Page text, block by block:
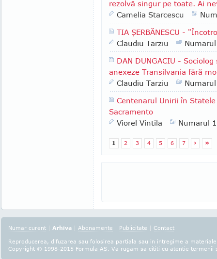
rezolvă singur pe toate. Ai
Camelia Starcescu
TIA ŞERBĂNESCU -
Claudiu Tarziu
DAN DUNGACIU -
anexeze Transilvania fără
Claudiu Tarziu
Centenarul Unirii în
Sacramento
Viorel Vintila
Numarul
1 2 3 4 5 6 7 › »
Numar curent | Arhiva | Abonamente | Publicitate | Contact
Reproducerea, difuzarea sau folosirea partiala sau in intregime a
Copyright © 1998-2015 Formula AS. Va rugam sa cititi cu atentie termenii